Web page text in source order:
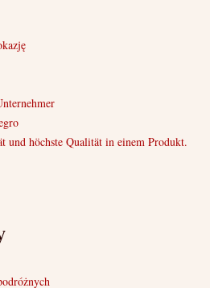
und höchste Qualität in einem Produkt.